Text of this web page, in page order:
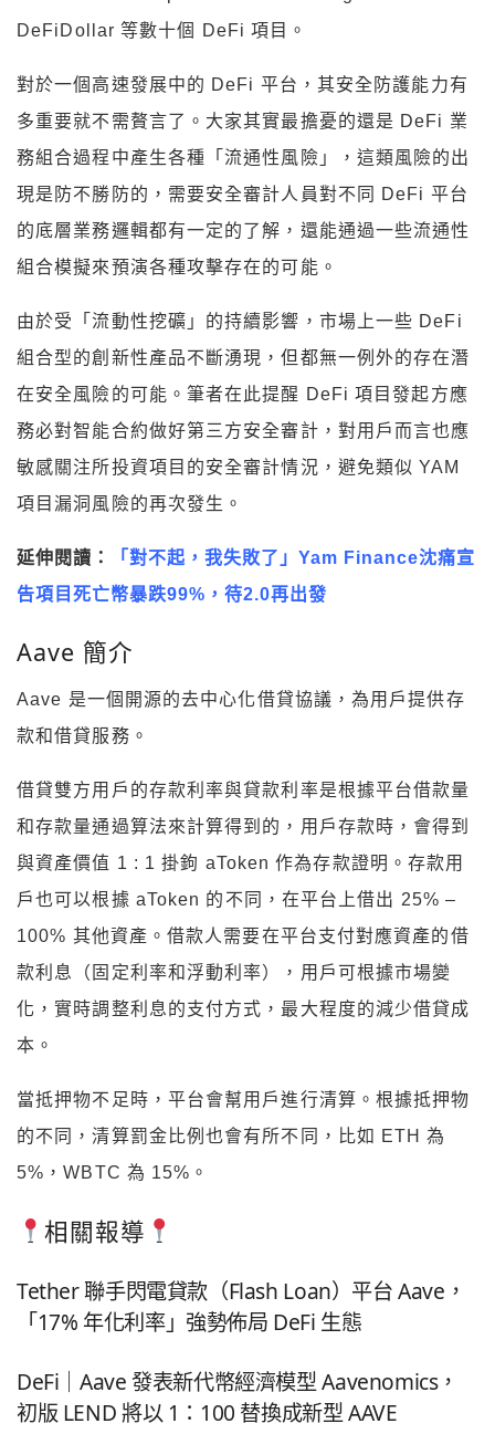
DeFiDollar 等數十個 DeFi 項目。
對於一個高速發展中的 DeFi 平台，其安全防護能力有
多重要就不需贅言了。大家其實最擔憂的還是 DeFi 業
務組合過程中產生各種「流通性風險」，這類風險的出
現是防不勝防的，需要安全審計人員對不同 DeFi 平台
的底層業務邏輯都有一定的了解，還能通過一些流通性
組合模擬來預演各種攻擊存在的可能。
由於受「流動性挖礦」的持續影響，市場上一些 DeFi
組合型的創新性產品不斷湧現，但都無一例外的存在潛
在安全風險的可能。筆者在此提醒 DeFi 項目發起方應
務必對智能合約做好第三方安全審計，對用戶而言也應
敏感關注所投資項目的安全審計情況，避免類似 YAM
項目漏洞風險的再次發生。
延伸閱讀：
「對不起，我失敗了」Yam Finance沈痛宣
告項目死亡幣暴跌99%，待2.0再出發
Aave 簡介
Aave 是一個開源的去中心化借貸協議，為用戶提供存
款和借貸服務。
借貸雙方用戶的存款利率與貸款利率是根據平台借款量
和存款量通過算法來計算得到的，用戶存款時，會得到
與資產價值 1 : 1 掛鉤 aToken 作為存款證明。存款用
戶也可以根據 aToken 的不同，在平台上借出 25% –
100% 其他資產。借款人需要在平台支付對應資產的借
款利息（固定利率和浮動利率），用戶可根據市場變
化，實時調整利息的支付方式，最大程度的減少借貸成
本。
當抵押物不足時，平台會幫用戶進行清算。根據抵押物
的不同，清算罰金比例也會有所不同，比如 ETH 為
5%，WBTC 為 15%。
相關報導
Tether 聯手閃電貸款（Flash Loan）平台 Aave，
「17% 年化利率」強勢佈局 DeFi 生態
DeFi｜Aave 發表新代幣經濟模型 Aavenomics，
初版 LEND 將以 1：100 替換成新型 AAVE